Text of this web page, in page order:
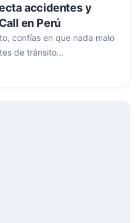
accidentes y
en Perú
confías en que nada malo
de tránsito...